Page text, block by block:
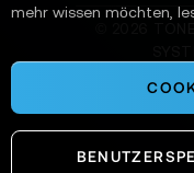
mehr wissen möchten,